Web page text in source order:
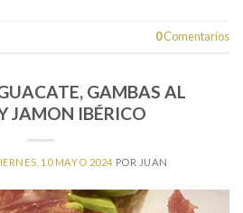
0Comentarios
GAMBAS AL
JAMON IBÉRICO
10 MAYO 2024 POR JUAN